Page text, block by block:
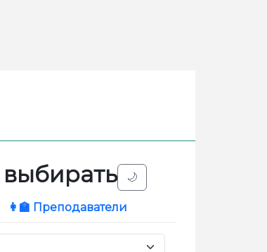
🌙
👩‍🏫 Преподаватели